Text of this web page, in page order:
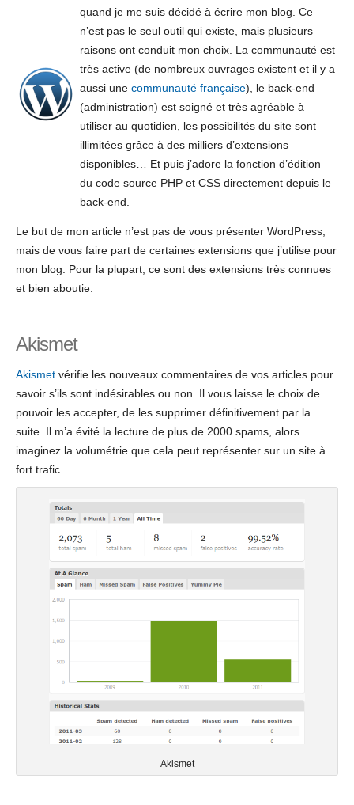
quand je me suis décidé à écrire mon blog. Ce
n’est pas le seul outil qui existe, mais plusieurs
raisons ont conduit mon choix. La communauté est
très active (de nombreux ouvrages existent et il y a
aussi une communauté française), le back-end
(administration) est soigné et très agréable à
utiliser au quotidien, les possibilités du site sont
illimitées grâce à des milliers d’extensions
disponibles… Et puis j’adore la fonction d’édition
du code source PHP et CSS directement depuis le
back-end.
Le but de mon article n’est pas de vous présenter WordPress,
mais de vous faire part de certaines extensions que j’utilise pour
mon blog. Pour la plupart, ce sont des extensions très connues
et bien aboutie.
Akismet
Akismet vérifie les nouveaux commentaires de vos articles pour
savoir s’ils sont indésirables ou non. Il vous laisse le choix de
pouvoir les accepter, de les supprimer définitivement par la
suite. Il m’a évité la lecture de plus de 2000 spams, alors
imaginez la volumétrie que cela peut représenter sur un site à
fort trafic.
Akismet